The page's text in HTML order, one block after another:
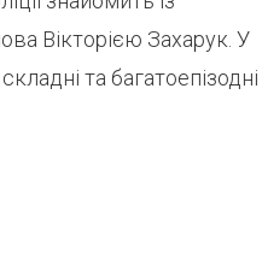
Вікторією Захарук. У
та багатоепізодні